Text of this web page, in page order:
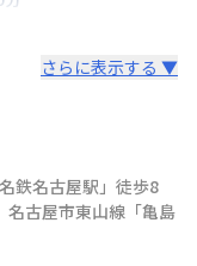
さらに表示する ▼
名鉄名古屋駅 」 徒歩8
名古屋市東山線 「亀島